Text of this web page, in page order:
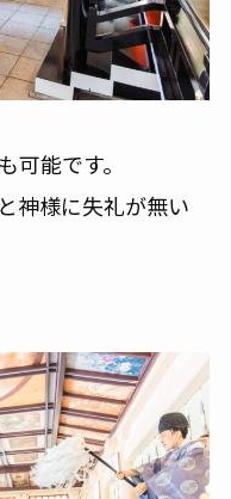
可能です。
神様に失礼が無い